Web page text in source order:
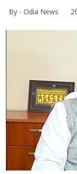
By - Odia News